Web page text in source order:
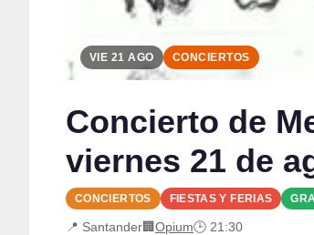
VIE 21 AGO CONCIERTOS
Concierto de
viernes 21 de
CONCIERTOS FIESTAS Y FERIAS
📍 Santander🏢Opium🕒 21:30